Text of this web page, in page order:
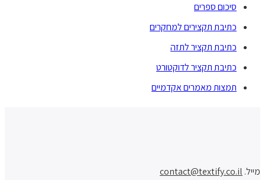
סיכום ספרים
כתיבת תקצירים למחקרים
כתיבת תקציר לתזה
כתיבת תקציר לדוקטורט
תמצות מאמרים אקדמיים
מייל. contact@textify.co.il